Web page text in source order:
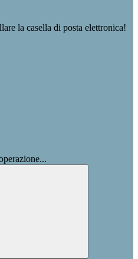
la casella di posta elettronica!